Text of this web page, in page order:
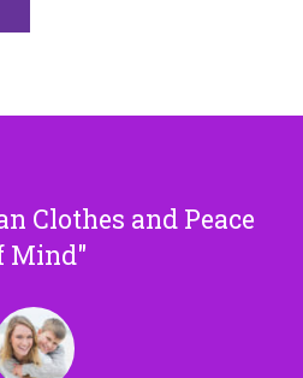
Clothes and Peace
Mind